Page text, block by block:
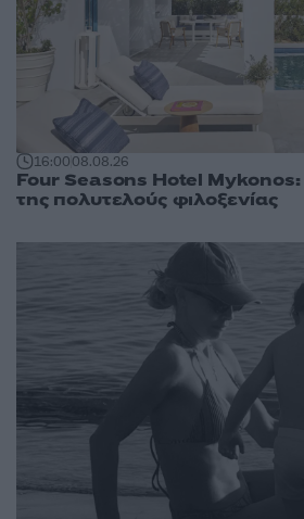
16:0008.08.26
Four Seasons Hotel
της πολυτελούς φιλοξενίας